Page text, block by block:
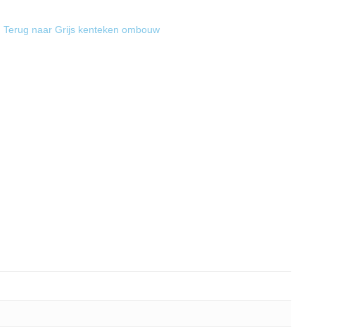
Terug naar Grijs kenteken ombouw